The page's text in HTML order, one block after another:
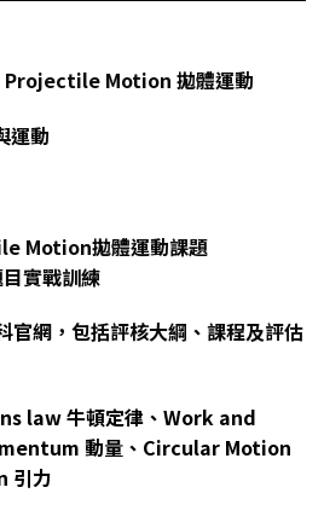
Projectile Motion 拋體運動
運動
Motion拋體運動課題
實戰訓練
官網 ，包括評核大綱、課程及評估
law 牛頓定律 、 Work and
動量 、 Circular Motion
引力